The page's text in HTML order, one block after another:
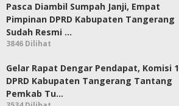
Pasca Diambil Sumpah Janji, Empat
Pimpinan DPRD Kabupaten Tangerang
Sudah Resmi …
3846 Dilihat
Gelar Rapat Dengar Pendapat, Komisi 1
DPRD Kabupaten Tangerang Tantang
Pemkab Tu…